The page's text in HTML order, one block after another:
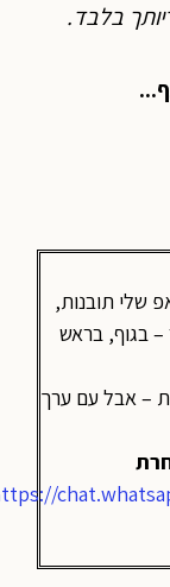
בלבד.
שלי תובנות,
– בגוף, בראש
– אבל עם ערך